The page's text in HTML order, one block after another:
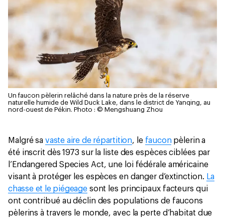
Un faucon pèlerin relâché dans la nature près de la réserve
naturelle humide de Wild Duck Lake, dans le district de Yanqing, au
nord-ouest de Pékin. Photo : © Mengshuang Zhou
Malgré sa vaste aire de répartition, le fauconpèlerin a
été inscrit dès 1973 sur la liste des espèces ciblées par
l’Endangered Species Act, une loi fédérale américaine
visant à protéger les espèces en danger d’extinction. La
chasse et le piégeagesont les principaux facteurs qui
ont contribué au déclin des populations de faucons
pèlerins à travers le monde, avec la perte d’habitat due